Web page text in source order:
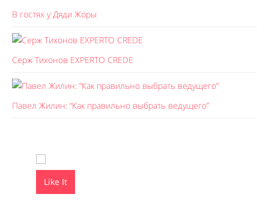
В гостях у Дяди Жоры
Серж Тихонов EXPERTO CREDE
Павел Жилин: “Как правильно выбрать ведущего”
Like It